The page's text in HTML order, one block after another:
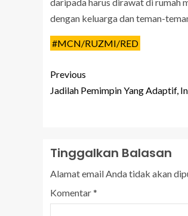
dengan keluarga dan teman-
#MCN/RUZMI/RED
Previous
Jadilah Pemimpin Yang Adaptif,
Tinggalkan Balasan
Alamat email Anda tidak akan
Komentar*